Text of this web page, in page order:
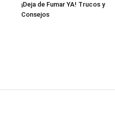
¡Deja de Fumar YA! Trucos y
Consejos